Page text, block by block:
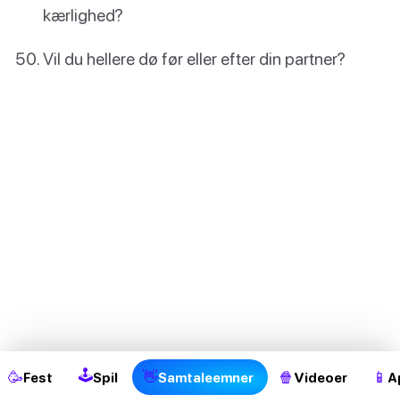
kærlighed?
Vil du hellere dø før eller efter din partner?
🥳Fest 🕹Spil 👋Samtaleemner 🍿 Videoer 📱